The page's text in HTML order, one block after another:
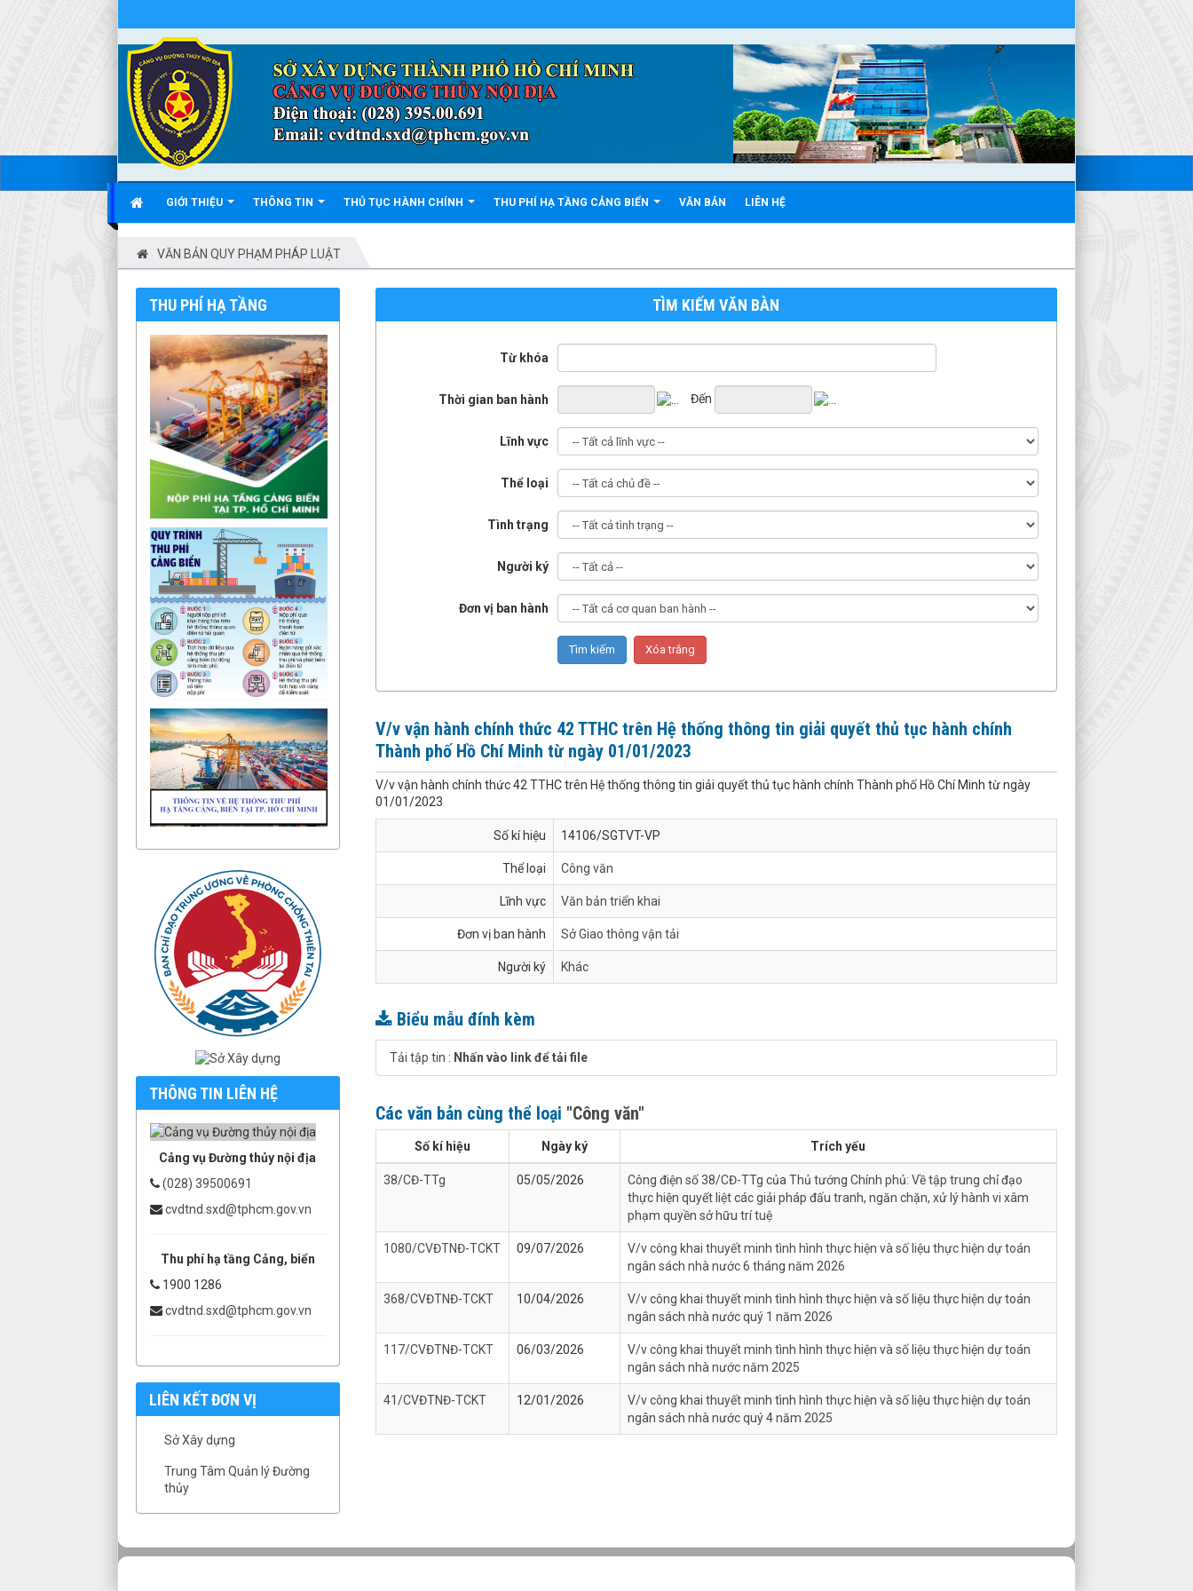
GIỚI THIỆU THÔNG TIN THỦ TỤC HÀNH CHÍNH THU PHÍ HẠ TẦNG CẢNG BIỂN VĂN BẢN LIÊN HỆ
VĂN BẢN QUY PHẠM PHÁP LUẬT
THU PHÍ HẠ TẦNG
THÔNG TIN LIÊN HỆ
Cảng vụ Đường thủy nội địa
(028) 39500691
cvdtnd.sxd@tphcm.gov.vn
Thu phí hạ tầng Cảng, biển
1900 1286
cvdtnd.sxd@tphcm.gov.vn
LIÊN KẾT ĐƠN VỊ
Sở Xây dựng
Trung Tâm Quản lý Đường
thủy
TÌM KIẾM VĂN BÀN
Từ khóa
Thời gian ban hành Đến
Lĩnh vực
Thể loại
Tình trạng
Người ký
Đơn vị ban hành
V/v vận hành chính thức 42 TTHC trên Hệ thống thông tin giải quyết thủ tục hành chính
Thành phố Hồ Chí Minh từ ngày 01/01/2023
V/v vận hành chính thức 42 TTHC trên Hệ thống thông tin giải quyết thủ tục hành chính Thành phố Hồ Chí Minh từ ngày
01/01/2023
Số kí hiệu 14106/SGTVT-VP
Thể loại Công văn
Lĩnh vực Văn bản triển khai
Đơn vị ban hành Sở Giao thông vận tải
Người ký Khác
Biểu mẫu đính kèm
Tải tập tin : Nhấn vào link để tải file
Các văn bản cùng thể loại "Công văn"
Số kí hiệu Ngày ký Trích yếu
38/CĐ-TTg 05/05/2026
Công điện số 38/CĐ-TTg của Thủ tướng Chính phủ: Về tập trung chỉ đạo
thực hiện quyết liệt các giải pháp đấu tranh, ngăn chặn, xử lý hành vi xâm
phạm quyền sở hữu trí tuệ
1080/CVĐTNĐ-TCKT 09/07/2026
V/v công khai thuyết minh tình hình thực hiện và số liệu thực hiện dự toán
ngân sách nhà nước 6 tháng năm 2026
368/CVĐTNĐ-TCKT 10/04/2026
V/v công khai thuyết minh tình hình thực hiện và số liệu thực hiện dự toán
ngân sách nhà nước quý 1 năm 2026
117/CVĐTNĐ-TCKT 06/03/2026
V/v công khai thuyết minh tình hình thực hiện và số liệu thực hiện dự toán
ngân sách nhà nước năm 2025
41/CVĐTNĐ-TCKT 12/01/2026
V/v công khai thuyết minh tình hình thực hiện và số liệu thực hiện dự toán
ngân sách nhà nước quý 4 năm 2025